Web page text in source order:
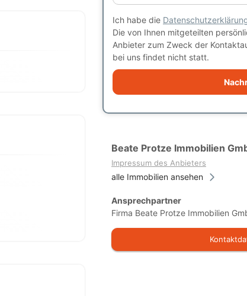
Ich habe die
Die von Ihnen mitgeteilten
Anbieter zum Zweck der
bei uns findet nicht statt.
Beate Protze Immobilien
Impressum des Anbieters
alle Immobilien ansehen
Ansprechpartner
Firma Beate Protze Immobilien